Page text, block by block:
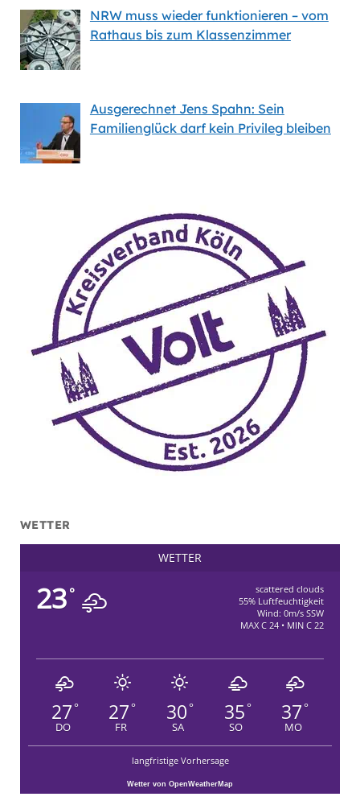
NRW muss wieder funktionieren – vom
Rathaus bis zum Klassenzimmer
Ausgerechnet Jens Spahn: Sein
Familienglück darf kein Privileg bleiben
WETTER
WETTER
23°
scattered clouds
55% Luftfeuchtigkeit
Wind: 0m/s SSW
MAX C 24 • MIN C 22
27°
DO
27°
FR
30°
SA
35°
SO
37°
MO
langfristige Vorhersage
Wetter von OpenWeatherMap